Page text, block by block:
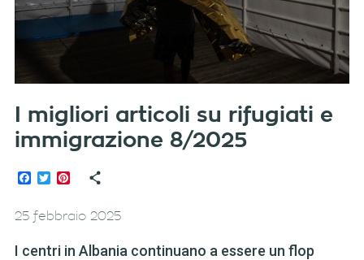
I migliori articoli su rifugiati e
immigrazione 8/2025
Facebook
TwitterPinterest
25 febbraio 2025
I centri in Albania continuano a essere un flop